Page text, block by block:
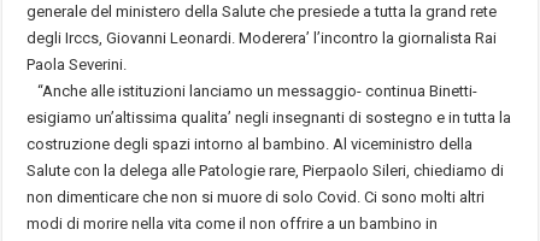
generale del ministero della Salute che presiede a tutta la grand rete
degli Irccs, Giovanni Leonardi. Moderera’ l’incontro la giornalista Rai
Paola Severini.
“Anche alle istituzioni lanciamo un messaggio- continua Binetti-
esigiamo un’altissima qualita’ negli insegnanti di sostegno e in tutta la
costruzione degli spazi intorno al bambino. Al viceministro della
Salute con la delega alle Patologie rare, Pierpaolo Sileri, chiediamo di
non dimenticare che non si muore di solo Covid. Ci sono molti altri
modi di morire nella vita come il non offrire a un bambino in